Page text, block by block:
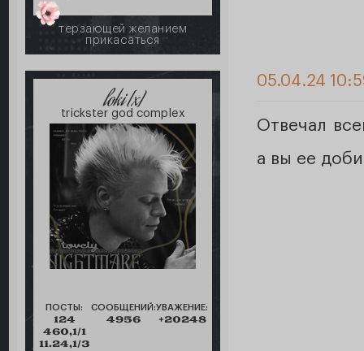
терзающей желанием
прикасаться
loki [x]
trickster god complex
ПОСТЫ:
124
460,1/1
11.24,1/3
СООБЩЕНИЙ:
4956
УВАЖЕНИЕ:
+20248
05.04.24
Отвечал
а вы ее